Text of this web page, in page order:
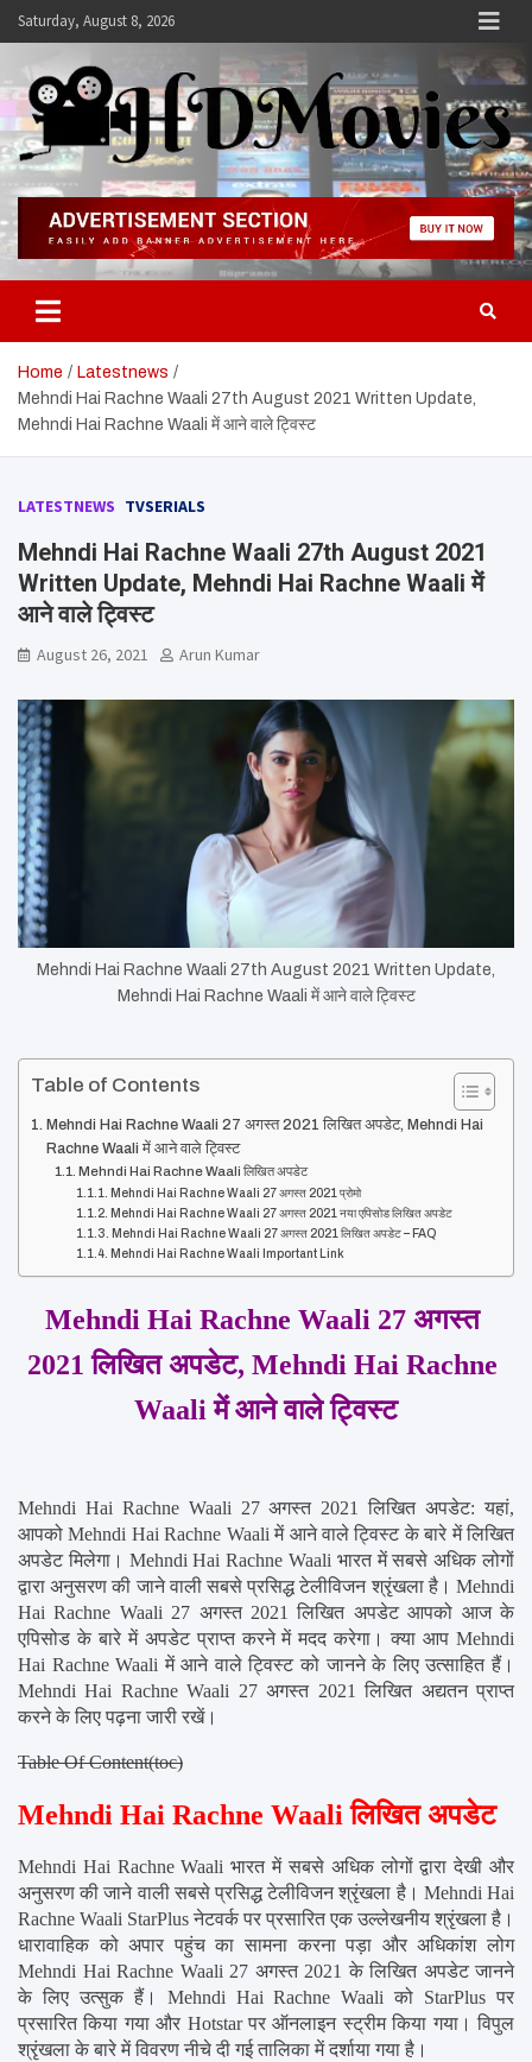
SkipSaturday, August 8, 2026
Hdmovies
Home
Latestnews
Mehndi Hai Rachne Waali 27th August 2021 Written Update,
Mehndi Hai Rachne Waali में आने वाले ट्विस्ट
LATESTNEWS TVSERIALS
Mehndi Hai Rachne Waali 27th August 2021
Written Update, Mehndi Hai Rachne Waali में
आने वाले ट्विस्ट
August 26, 2021 Arun Kumar
Mehndi Hai Rachne Waali 27th August 2021 Written Update,
Mehndi Hai Rachne Waali में आने वाले ट्विस्ट
Table of Contents
Mehndi Hai Rachne Waali 27 अगस्त 2021 लिखित अपडेट, Mehndi Hai
Rachne Waali में आने वाले ट्विस्ट
Mehndi Hai Rachne Waali लिखित अपडेट
Mehndi Hai Rachne Waali 27 अगस्त 2021 प्रोमो
Mehndi Hai Rachne Waali 27 अगस्त 2021 नया एपिसोड लिखित अपडेट
Mehndi Hai Rachne Waali 27 अगस्त 2021 लिखित अपडेट – FAQ
Mehndi Hai Rachne Waali Important Link
Mehndi Hai Rachne Waali 27 अगस्त
2021 लिखित अपडेट, Mehndi Hai Rachne
Waali में आने वाले ट्विस्ट
Mehndi Hai Rachne Waali 27 अगस्त 2021 लिखित अपडेट: यहां,
आपको Mehndi Hai Rachne Waali में आने वाले ट्विस्ट के बारे में लिखित
अपडेट मिलेगा। Mehndi Hai Rachne Waali भारत में सबसे अधिक लोगों
द्वारा अनुसरण की जाने वाली सबसे प्रसिद्ध टेलीविजन श्रृंखला है। Mehndi
Hai Rachne Waali 27 अगस्त 2021 लिखित अपडेट आपको आज के
एपिसोड के बारे में अपडेट प्राप्त करने में मदद करेगा। क्या आप Mehndi
Hai Rachne Waali में आने वाले ट्विस्ट को जानने के लिए उत्साहित हैं।
Mehndi Hai Rachne Waali 27 अगस्त 2021 लिखित अद्यतन प्राप्त
करने के लिए पढ़ना जारी रखें।
Table Of Content(toc)
Mehndi Hai Rachne Waali लिखित अपडेट
Mehndi Hai Rachne Waali भारत में सबसे अधिक लोगों द्वारा देखी और
अनुसरण की जाने वाली सबसे प्रसिद्ध टेलीविजन श्रृंखला है। Mehndi Hai
Rachne Waali StarPlus नेटवर्क पर प्रसारित एक उल्लेखनीय श्रृंखला है।
धारावाहिक को अपार पहुंच का सामना करना पड़ा और अधिकांश लोग
Mehndi Hai Rachne Waali 27 अगस्त 2021 के लिखित अपडेट जानने
के लिए उत्सुक हैं। Mehndi Hai Rachne Waali को StarPlus पर
प्रसारित किया गया और Hotstar पर ऑनलाइन स्ट्रीम किया गया। विपुल
श्रृंखला के बारे में विवरण नीचे दी गई तालिका में दर्शाया गया है।